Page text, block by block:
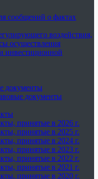
сообщений о фактах
воздействия,
осуществления
инвестиционной
документы
документы
принятые в 2026 г.
принятые в 2025 г.
принятые в 2024 г.
принятые в 2023 г.
принятые в 2022 г.
принятые в 2021 г.
принятые в 2020 г.